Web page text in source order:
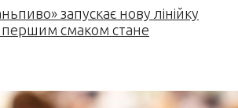
запускає нову лінійку
першим смаком стане